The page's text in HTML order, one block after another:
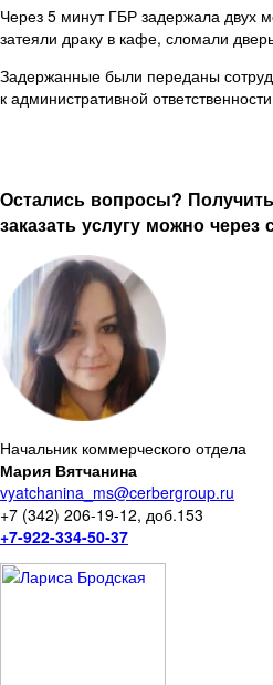
Через 5 минут ГБР задержала двух
затеяли драку в кафе, сломали
Задержанные были переданы
к административной
Остались вопросы?
заказать услугу можно через
Начальник коммерческого отдела
Мария Вятчанина
vyatchanina_ms@cerbergroup.ru
+7 (342) 206-19-12, доб.153
+7-922-334-50-37